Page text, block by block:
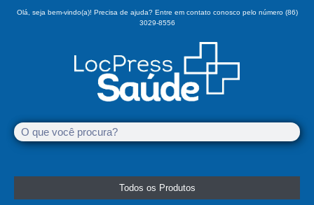
Olá, seja bem-vindo(a)! Precisa de ajuda? Entre em contato conosco pelo número (86)
3029-8556
Todos os Produtos